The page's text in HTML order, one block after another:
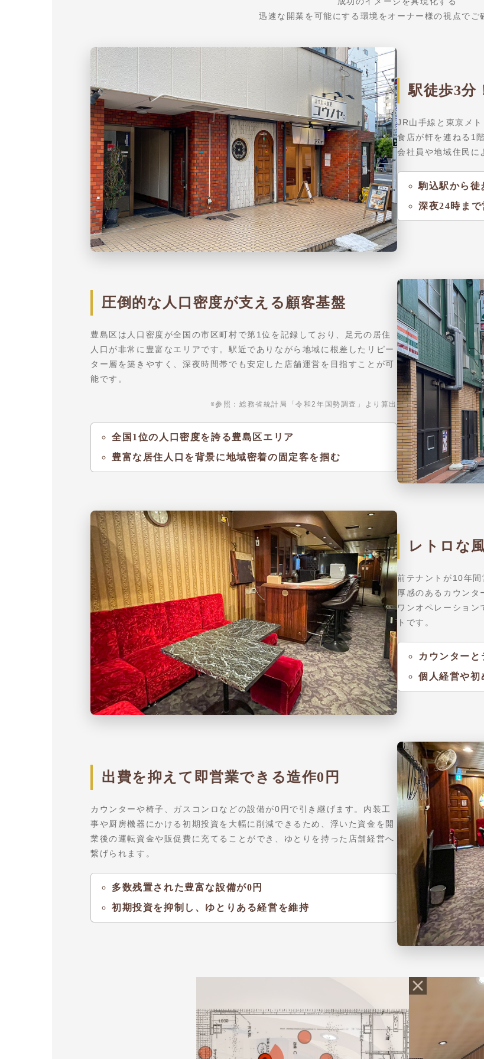
迅速な開業を可能にする環境をオーナー様の視点でご
駅徒歩3分
JR山手線と東京メ
食店が軒を連ねる1
会社員や地域住民に
駒込駅から徒
深夜24時ま
圧倒的な人口密度が支える顧客基盤
豊島区は人口密度が全国の市区町村で第1位を記録しており、足元の居住
人口が非常に豊富なエリアです。駅近でありながら地域に根差したリピー
ター層を築きやすく、深夜時間帯でも安定した店舗運営を目指すことが可
能です。
※参照：総務省統計局「令和2年国勢調査」より算出
全国1位の人口密度を誇る豊島区エリア
豊富な居住人口を背景に地域密着の固定客を掴む
レトロな
前テナントが10年
厚感のあるカウンタ
ワンオペレーション
トです。
カウンター
個人経営や初
出費を抑えて即営業できる造作0円
カウンターや椅子、ガスコンロなどの設備が0円で引き継げます。内装工
事や厨房機器にかける初期投資を大幅に削減できるため、浮いた資金を開
業後の運転資金や販促費に充てることができ、ゆとりを持った店舗経営へ
繋げられます。
多数残置された豊富な設備が0円
初期投資を抑制し、ゆとりある経営を維持